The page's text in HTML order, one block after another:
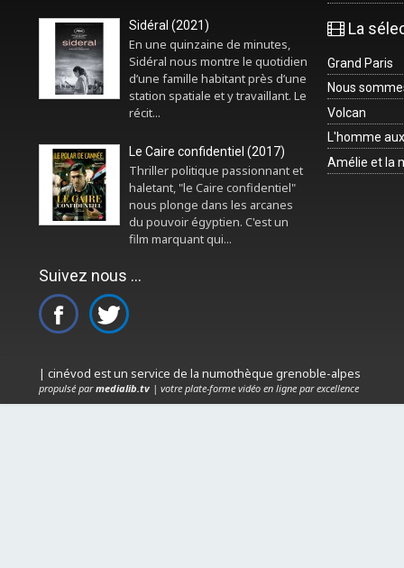
Sidéral (2021)
En une quinzaine de minutes,
Sidéral nous montre le quotidien
d’une famille habitant près d’une
station spatiale et y travaillant. Le
récit...
Le Caire confidentiel (2017)
Thriller politique passionnant et
haletant, "le Caire confidentiel"
nous plonge dans les arcanes
du pouvoir égyptien. C'est un
film marquant qui...
Suivez nous ...
La
Grand Paris
Nous
Volcan
L'homme
Amélie et la
| cinévod est un service de la numothèque grenoble-alpes
propulsé parmedialib.tv| votre plate-forme vidéo en ligne par excellence